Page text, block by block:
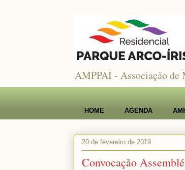
AMPPAI - Associação de
HOME AGENDA
20 de fevereiro de 2019
Convocação